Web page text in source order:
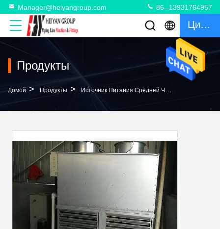
Manager@heiyangroup.com 86--13931764957
Цитата
Продукты
Домой > Продукты > Источник Питания Средней Частоты